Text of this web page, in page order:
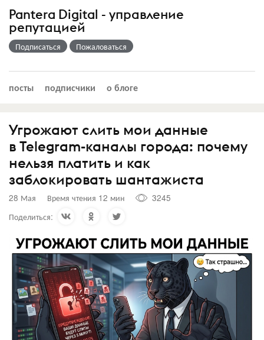
Pantera Digital - управление
репутацией
Подписаться Пожаловаться
посты подписчики о блоге
Угрожают слить мои данные
в Telegram-каналы города: почему
нельзя платить и как
заблокировать шантажиста
28 Мая Время чтения 12 мин
3245
Поделиться: